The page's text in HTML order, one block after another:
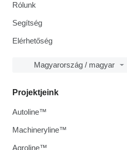
Rólunk
Segítség
Elérhetőség
Magyarország / magyar
Projektjeink
Autoline™
Machineryline™
Agroline™